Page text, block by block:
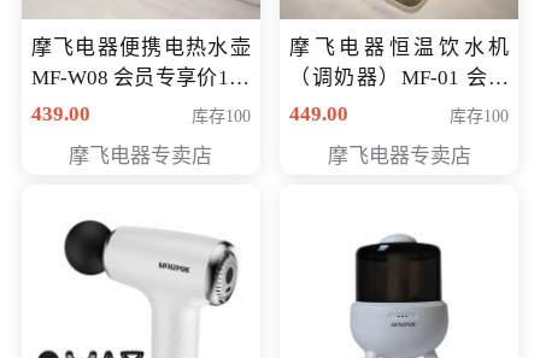
摩飞电器便携电热水壶
MF-W08 会员专享价198
元
439.00 库存100
摩飞电器专卖店
摩飞电器恒温饮水机
（调奶器）MF-01 会员
专享价366元
449.00 库存100
摩飞电器专卖店